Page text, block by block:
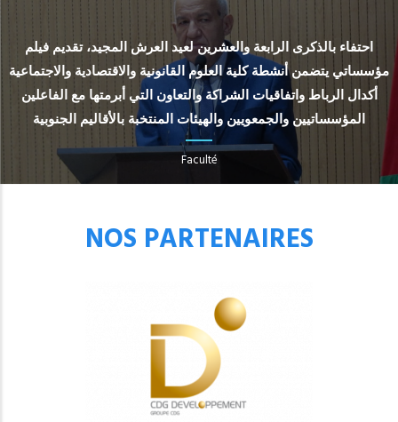
احتفاء بالذكرى الرابعة والعشرين لعيد العرش المجيد، تقديم فيلم
مؤسساتي يتضمن أنشطة كلية العلوم القانونية والاقتصادية والاجتماعية
أكدال الرباط واتفاقيات الشراكة والتعاون التي أبرمتها مع الفاعلين
المؤسساتيين والجمعويين والهيئات المنتخبة بالأقاليم الجنوبية
Faculté
NOS PARTENAIRES